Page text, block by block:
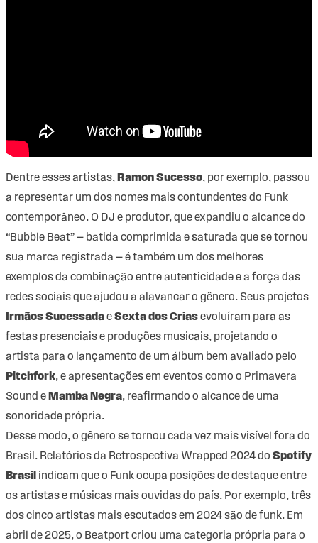
Dentre esses artistas, Ramon Sucesso, por exemplo, passou
a representar um dos nomes mais contundentes do Funk
contemporâneo. O DJ e produtor, que expandiu o alcance do
“Bubble Beat” — batida comprimida e saturada que se tornou
sua marca registrada — é também um dos melhores
exemplos da combinação entre autenticidade e a força das
redes sociais que ajudou a alavancar o gênero. Seus projetos
Irmãos SucessadaeSexta dos Criasevoluíram para as
festas presenciais e produções musicais, projetando o
artista para o lançamento de um álbum bem avaliado pelo
Pitchfork, e apresentações em eventos como o Primavera
Sound e Mamba Negra, reafirmando o alcance de uma
sonoridade própria.
Desse modo, o gênero se tornou cada vez mais visível fora do
Brasil. Relatórios da Retrospectiva Wrapped 2024 do Spotify
Brasil indicam que o Funk ocupa posições de destaque entre
os artistas e músicas mais ouvidas do país. Por exemplo, três
dos cinco artistas mais escutados em 2024 são de funk. Em
abril de 2025, o Beatport criou uma categoria própria para o